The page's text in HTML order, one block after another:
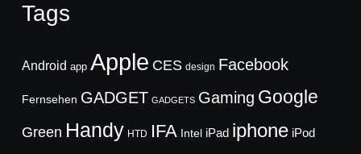
Tags
Android app Apple CES design Facebook
Fernsehen GADGET GADGETS Gaming Google
Green Handy HTD IFA Intel iPad iphone iPod